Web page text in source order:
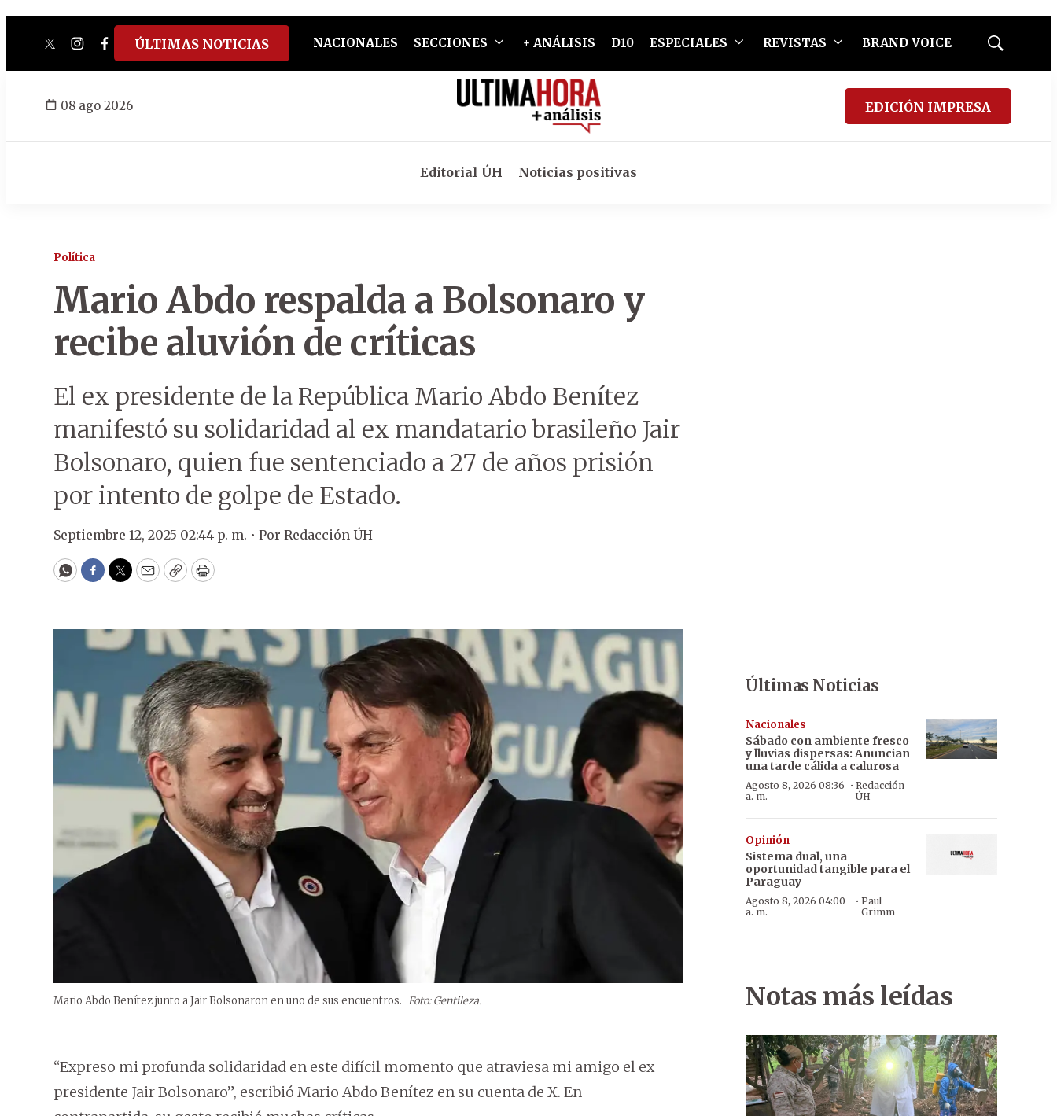
twitterinstagram
facebook
tiktokyoutube
spotify
ÚLTIMAS NOTICIAS NACIONALES SECCIONES + ANÁLISIS D10 ESPECIALES REVISTAS BRAND VOICE
Mostrar
08 ago 2026 EDICIÓN IMPRESA
Editorial ÚH Noticias positivas
Política
Mario Abdo respalda a Bolsonaro y
recibe aluvión de críticas
El ex presidente de la República Mario Abdo Benítez
manifestó su solidaridad al ex mandatario brasileño Jair
Bolsonaro, quien fue sentenciado a 27 de años prisión
por intento de golpe de Estado.
Septiembre 12, 2025 02:44 p. m. • Por Redacción ÚH
WhatsApp
Facebook
Twitter
EmailCopyPrint
Mario Abdo Benítez junto a Jair Bolsonaron en uno de sus encuentros. Foto: Gentileza.
“Expreso mi profunda solidaridad en este difícil momento que atraviesa mi amigo el ex
presidente Jair Bolsonaro”, escribió Mario Abdo Benítez en su cuenta de X. En
Últimas Noticias
Nacionales
Sábado con ambiente fresco
y lluvias dispersas: Anuncian
una tarde cálida a calurosa
Agosto 8, 2026 08:36
a. m.
·Redacción
ÚH
Opinión
Sistema dual, una
oportunidad tangible para el
Paraguay
Agosto 8, 2026 04:00
a. m.
·Paul
Grimm
Notas más leídas